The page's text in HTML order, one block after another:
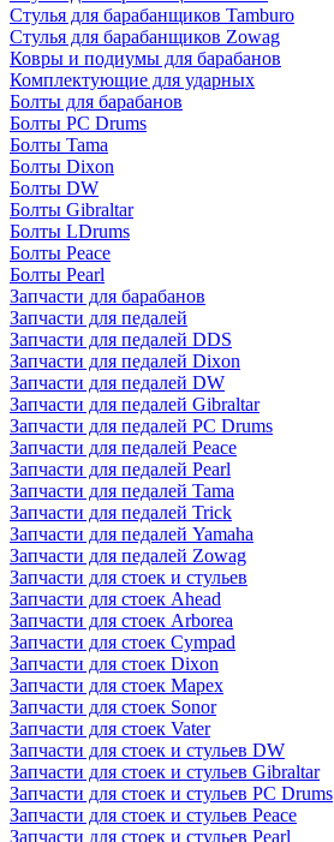
Стулья для барабанщиков Tamburo
Стулья для барабанщиков Zowag
Ковры и подиумы для барабанов
Комплектующие для ударных
Болты для барабанов
Болты PC Drums
Болты Tama
Болты Dixon
Болты DW
Болты Gibraltar
Болты LDrums
Болты Peace
Болты Pearl
Запчасти для барабанов
Запчасти для педалей
Запчасти для педалей DDS
Запчасти для педалей Dixon
Запчасти для педалей DW
Запчасти для педалей Gibraltar
Запчасти для педалей PC Drums
Запчасти для педалей Peace
Запчасти для педалей Pearl
Запчасти для педалей Tama
Запчасти для педалей Trick
Запчасти для педалей Yamaha
Запчасти для педалей Zowag
Запчасти для стоек и стульев
Запчасти для стоек Ahead
Запчасти для стоек Arborea
Запчасти для стоек Cympad
Запчасти для стоек Dixon
Запчасти для стоек Mapex
Запчасти для стоек Sonor
Запчасти для стоек Vater
Запчасти для стоек и стульев DW
Запчасти для стоек и стульев Gibraltar
Запчасти для стоек и стульев PC Drums
Запчасти для стоек и стульев Peace
Запчасти для стоек и стульев Pearl